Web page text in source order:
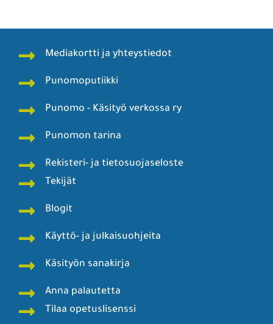
Mediakortti ja yhteystiedot
Punomoputiikki
Punomo - Käsityö verkossa ry
Punomon tarina
Rekisteri- ja tietosuojaseloste
Tekijät
Blogit
Käyttö- ja julkaisuohjeita
Käsityön sanakirja
Anna palautetta
Tilaa opetuslisenssi